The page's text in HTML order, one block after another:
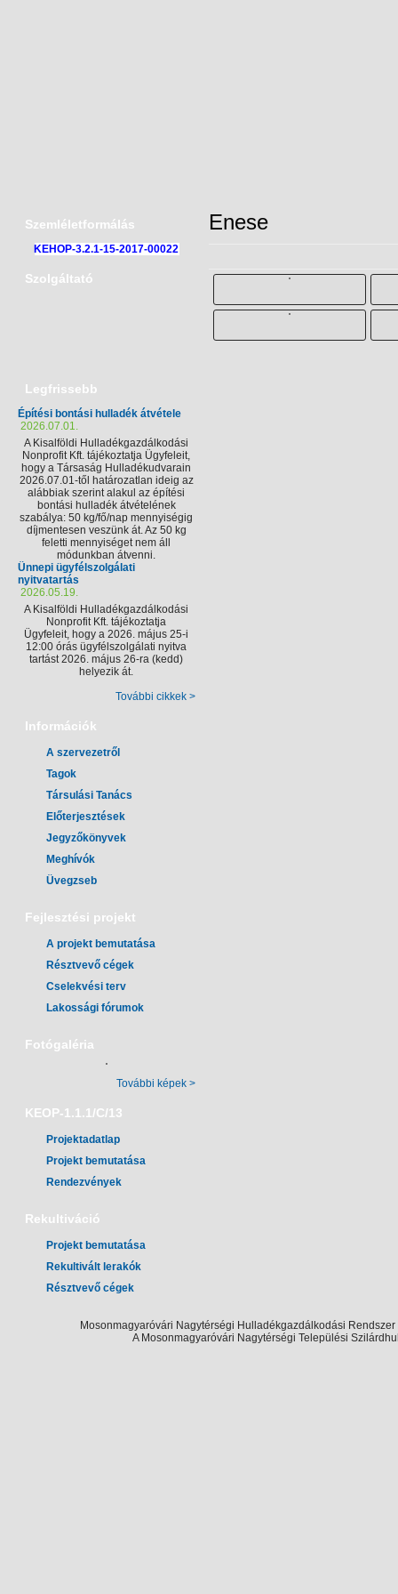
Szemléletformálás
KEHOP-3.2.1-15-2017-00022
Szolgáltató
Legfrissebb
Építési bontási hulladék átvétele
2026.07.01.
A Kisalföldi Hulladékgazdálkodási
Nonprofit Kft. tájékoztatja Ügyfeleit,
hogy a Társaság Hulladékudvarain
2026.07.01-től határozatlan ideig az
alábbiak szerint alakul az építési
bontási hulladék átvételének
szabálya: 50 kg/fő/nap mennyiségig
díjmentesen veszünk át. Az 50 kg
feletti mennyiséget nem áll
módunkban átvenni.
Ünnepi ügyfélszolgálati
nyitvatartás
2026.05.19.
A Kisalföldi Hulladékgazdálkodási
Nonprofit Kft. tájékoztatja
Ügyfeleit, hogy a 2026. május 25-i
12:00 órás ügyfélszolgálati nyitva
tartást 2026. május 26-ra (kedd)
helyezik át.
További cikkek >
Információk
A szervezetről
Tagok
Társulási Tanács
Előterjesztések
Jegyzőkönyvek
Meghívók
Üvegzseb
Fejlesztési projekt
A projekt bemutatása
Résztvevő cégek
Cselekvési terv
Lakossági fórumok
Fotógaléria
További képek >
KEOP-1.1.1/C/13
Projektadatlap
Projekt bemutatása
Rendezvények
Rekultiváció
Projekt bemutatása
Rekultivált lerakók
Résztvevő cégek
Enese
Mosonmagyaróvári Nagytérségi Hulladékgazdálkodási
A Mosonmagyaróvári Nagytérségi Települési